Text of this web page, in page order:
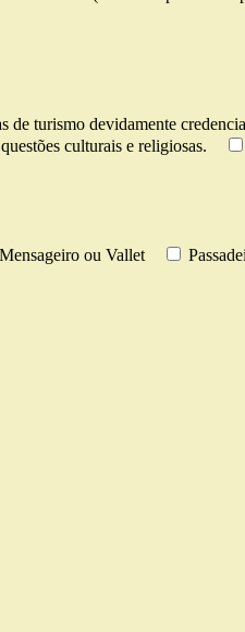
de turismo devidamente
culturais e religiosas.
Mensageiro ou Vallet